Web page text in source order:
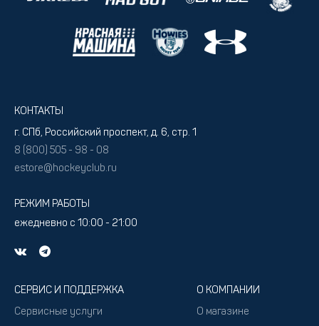
КОНТАКТЫ
г. СПб, Российский проспект, д. 6, стр. 1
8 (800) 505 - 98 - 08
estore@hockeyclub.ru
РЕЖИМ РАБОТЫ
ежедневно с 10:00 - 21:00
СЕРВИС И ПОДДЕРЖКА
Сервисные услуги
О КОМПАНИИ
О магазине